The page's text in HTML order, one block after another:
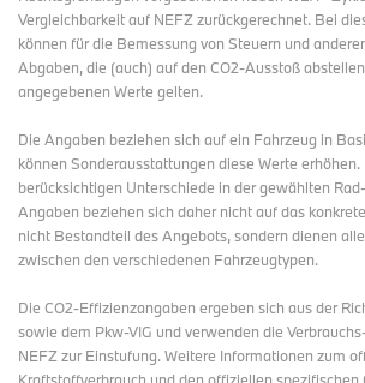
Vergleichbarkeit auf NEFZ zurückgerechnet. Bei
können für die Bemessung von Steuern und
Abgaben, die (auch) auf den CO2-Ausstoß
angegebenen Werte gelten.
Die Angaben beziehen sich auf ein Fahrzeug in
können Sonderausstattungen diese Werte erhöhen.
berücksichtigen Unterschiede in der gewählten
Angaben beziehen sich daher nicht auf das
nicht Bestandteil des Angebots, sondern dienen
zwischen den verschiedenen Fahrzeugtypen.
Die CO2-Effizienzangaben ergeben sich aus der
sowie dem Pkw-VIG und verwenden die
NEFZ zur Einstufung. Weitere Informationen zum